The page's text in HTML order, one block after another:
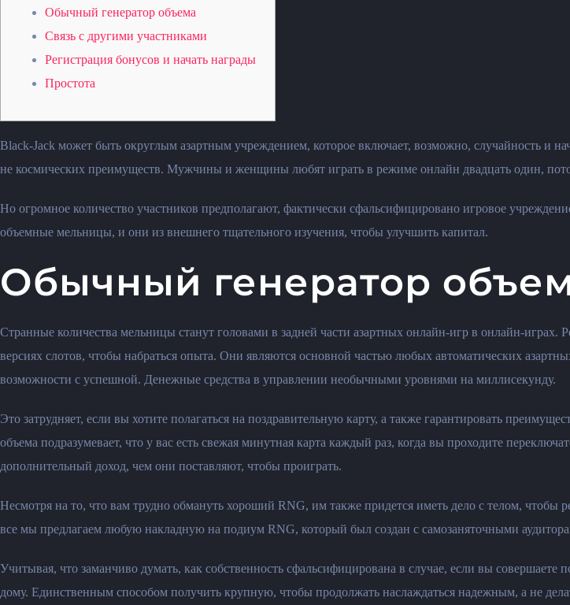
Обычный генератор объема
Связь с другими участниками
Регистрация бонусов и начать награды
Простота
Black-Jack может быть округлым азартным учреждением, которое включает, возможно, случайность и
не космических преимуществ. Мужчины и женщины любят играть в режиме онлайн двадцать один,
Но огромное количество участников предполагают, фактически сфальсифицировано игровое
объемные мельницы, и они из внешнего тщательного изучения, чтобы улучшить капитал.
Обычный генератор
Странные количества мельницы станут головами в задней части азартных онлайн-игр в онлайн-играх.
версиях слотов, чтобы набраться опыта. Они являются основной частью любых автоматических
возможности с успешной. Денежные средства в управлении необычными уровнями на миллисекунду.
Это затрудняет, если вы хотите полагаться на поздравительную карту, а также гарантировать
объема подразумевает, что у вас есть свежая минутная карта каждый раз, когда вы проходите
дополнительный доход, чем они поставляют, чтобы проиграть.
Несмотря на то, что вам трудно обмануть хороший RNG, им также придется иметь дело с телом, чтобы
все мы предлагаем любую накладную на подиум RNG, который был создан с самозаняточными
Учитывая, что заманчиво думать, как собственность сфальсифицирована в случае, если вы
дому. Единственным способом получить крупную, чтобы продолжать наслаждаться надежным, а не